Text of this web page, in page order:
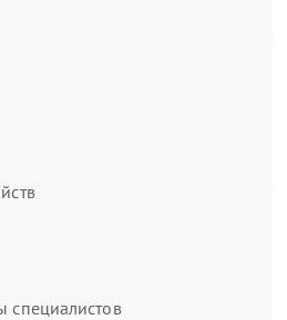
специалистов